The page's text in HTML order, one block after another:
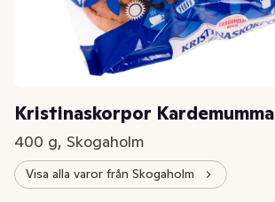
Kristinaskorpor Kardemumma
400 g, Skogaholm
Visa alla varor från Skogaholm